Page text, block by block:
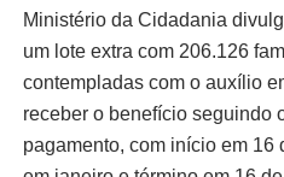
Ministério da Cidadania
um lote extra com 206.126
contempladas com o auxílio
receber o benefício seguindo
pagamento, com início em 16